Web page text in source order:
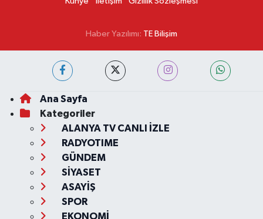
Haber Yazılımı: TE Bilişim
Ana Sayfa
Kategoriler
ALANYA TV CANLI İZLE
RADYOTIME
GÜNDEM
SİYASET
ASAYİŞ
SPOR
EKONOMİ